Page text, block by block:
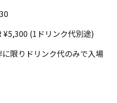
¥5,300 (1ドリンク代別途)
限りドリンク代のみで入場